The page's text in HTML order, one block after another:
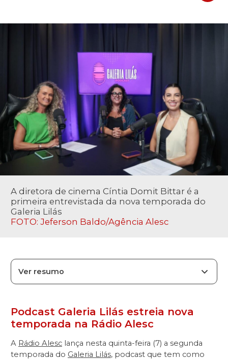
A diretora de cinema Cíntia Domit Bittar é a
primeira entrevistada da nova temporada do
Galeria Lilás
FOTO: Jeferson Baldo/Agência Alesc
Ver resumo
Podcast Galeria Lilás estreia nova
temporada na Rádio Alesc
A Rádio Alesc lança nesta quinta-feira (7) a segunda
temporada do Galeria Lilás, podcast que tem como